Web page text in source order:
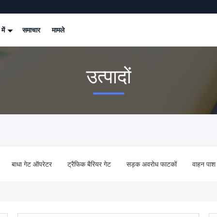
में समाचार मामले
उत्पादों
बाधा गेट ऑपरेटर ट्रैफिक बैरियर गेट सड़क अवरोध फाटकों वाहन